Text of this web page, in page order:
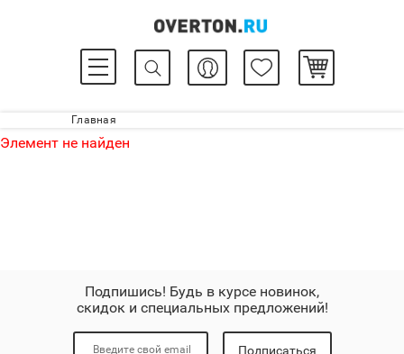
Главная
Элемент не найден
Подпишись! Будь в курсе новинок,
скидок и специальных предложений!
Подписаться